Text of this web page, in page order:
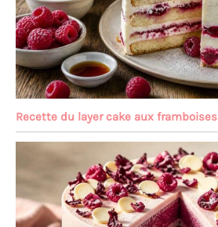
Recette du layer cake aux framboises